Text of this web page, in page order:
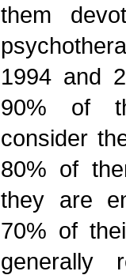
them
1994 and
90% of
consider
80% of
they are
70% of
generally